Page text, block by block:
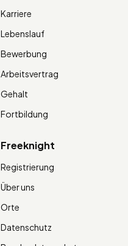
Karriere
Lebenslauf
Bewerbung
Arbeitsvertrag
Gehalt
Fortbildung
Freeknight
Registrierung
Über uns
Orte
Datenschutz